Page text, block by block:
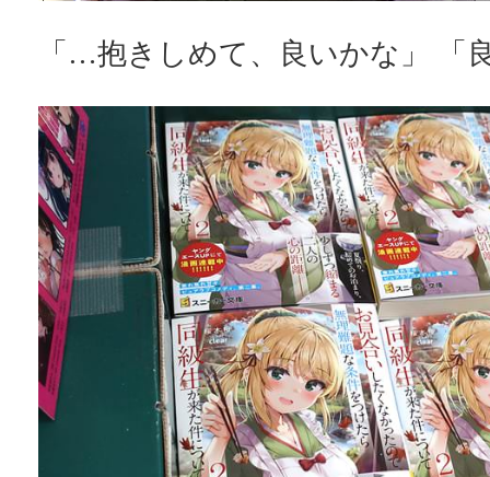
「…抱きしめて、良いかな」 「